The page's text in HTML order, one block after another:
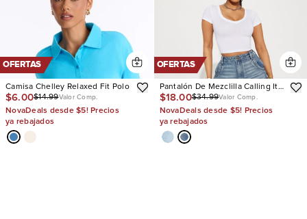
OFERTAS
Camisa Chelley Relaxed Fit Polo
$6.00$14.99Valor Comp.
NovaDeals desde $5! Precios
ya rebajados
OFERTAS
Pantalón De Mezclilla Calling It
Off Baggy
$18.00$34.99Valor Comp.
NovaDeals desde $5! Precios
ya rebajados